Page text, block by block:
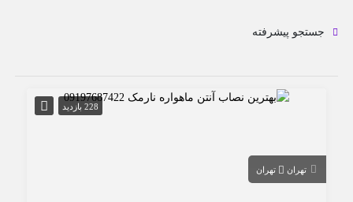
جستجو پیشرفته
228 بازدید
تهران تهران